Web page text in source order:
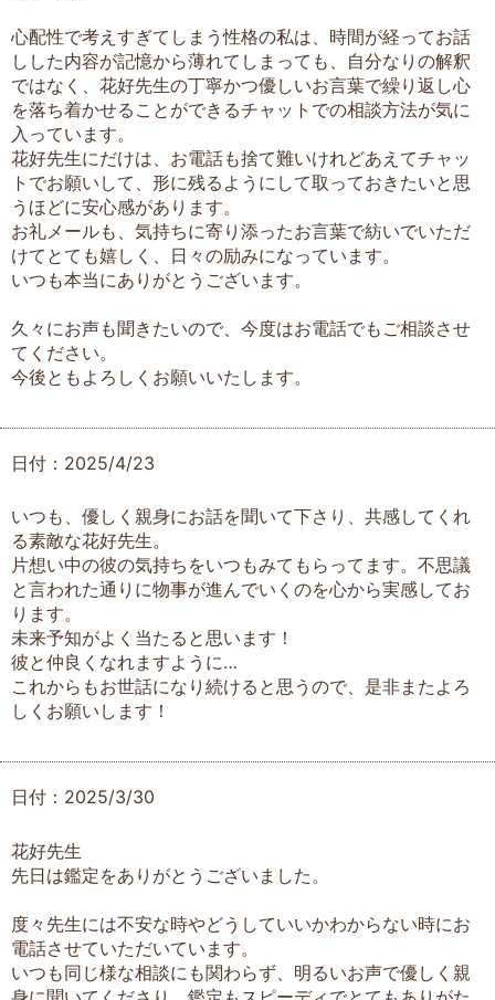
心配性で考えすぎてしまう性格の私は、時間が経ってお話
しした内容が記憶から薄れてしまっても、自分なりの解釈
ではなく、花好先生の丁寧かつ優しいお言葉で繰り返し心
を落ち着かせることができるチャットでの相談方法が気に
入っています。
花好先生にだけは、お電話も捨て難いけれどあえてチャッ
トでお願いして、形に残るようにして取っておきたいと思
うほどに安心感があります。
お礼メールも、気持ちに寄り添ったお言葉で紡いでいただ
けてとても嬉しく、日々の励みになっています。
いつも本当にありがとうございます。
久々にお声も聞きたいので、今度はお電話でもご相談させ
てください。
今後ともよろしくお願いいたします。
日付：2025/4/23
いつも、優しく親身にお話を聞いて下さり、共感してくれ
る素敵な花好先生。
片想い中の彼の気持ちをいつもみてもらってます。不思議
と言われた通りに物事が進んでいくのを心から実感してお
ります。
未来予知がよく当たると思います！
彼と仲良くなれますように…
これからもお世話になり続けると思うので、是非またよろ
しくお願いします！
日付：2025/3/30
花好先生
先日は鑑定をありがとうございました。
度々先生には不安な時やどうしていいかわからない時にお
電話させていただいています。
いつも同じ様な相談にも関わらず、明るいお声で優しく親